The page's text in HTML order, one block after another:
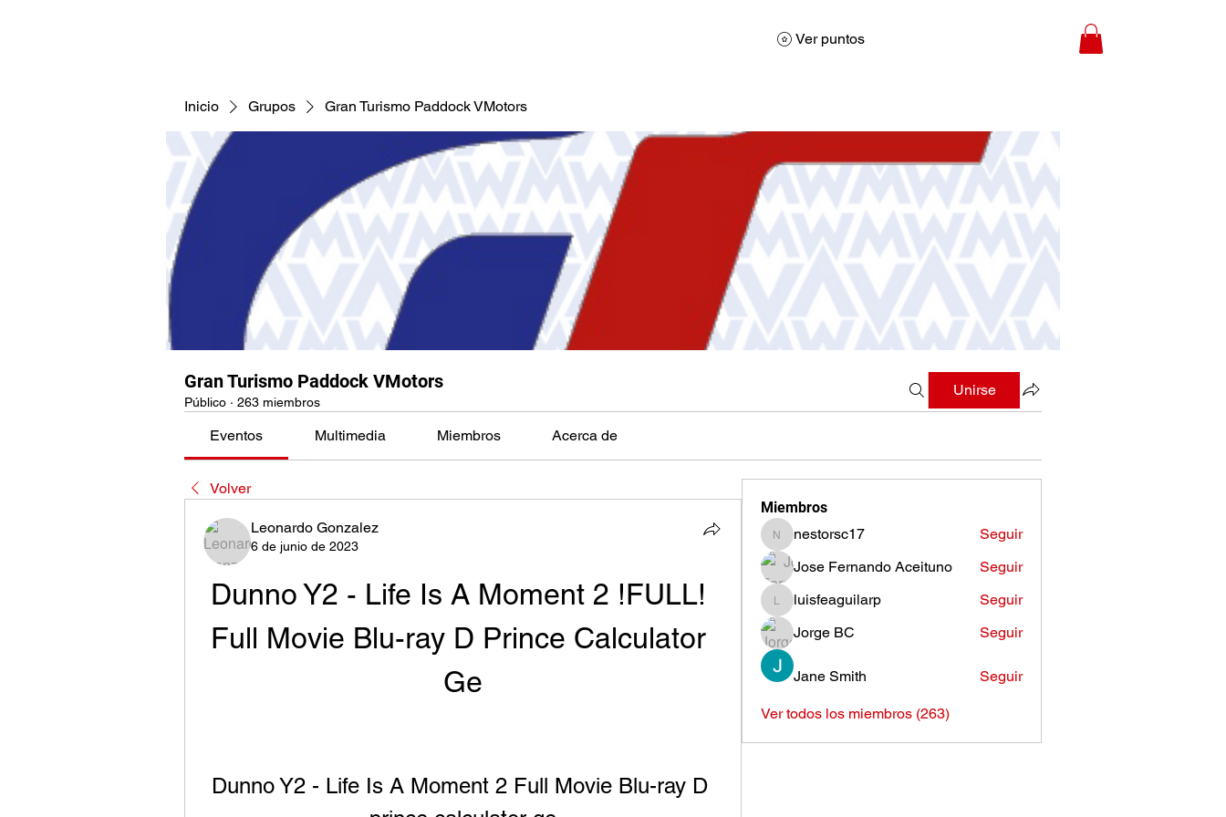
Ver puntos
Inicio Grupos Gran Turismo Paddock VMotors
Gran Turismo Paddock VMotors
Público · 263 miembros
Unirse
Eventos Multimedia Miembros Acerca de
Volver
Leonardo Gonzalez
6 de junio de 2023
Dunno Y2 - Life Is A Moment 2 !FULL!
Full Movie Blu-ray D Prince Calculator
Ge
Dunno Y2 - Life Is A Moment 2 Full Movie Blu-ray D
Miembros
nestorsc17
nestorsc17
Seguir
Jose Fernando Aceituno
Seguir
luisfeaguilarp
luisfeaguilarp
Seguir
Jorge BC
Seguir
Jane Smith Seguir
Ver todos los miembros (263)